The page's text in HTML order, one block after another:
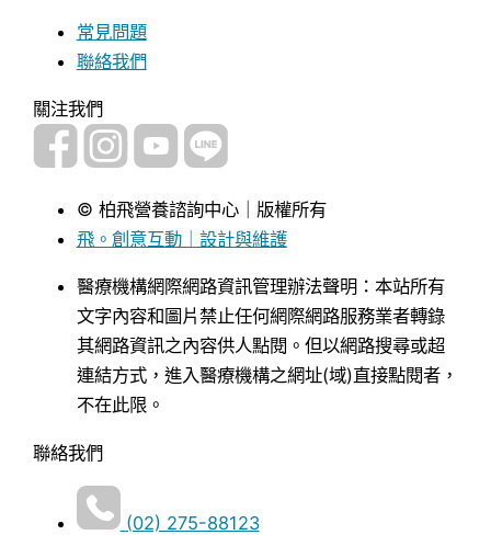
常見問題
聯絡我們
關注我們
© 柏飛營養諮詢中心｜版權所有
飛。創意互動｜設計與維護
醫療機構網際網路資訊管理辦法聲明：本站所有
文字內容和圖片禁止任何網際網路服務業者轉錄
其網路資訊之內容供人點閱。但以網路搜尋或超
連結方式，進入醫療機構之網址(域)直接點閱者，
不在此限。
聯絡我們
(02) 275-88123